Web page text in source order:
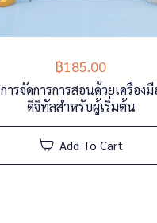
฿185.00
การจัดการการสอนด้วยเครื่องมื
ดิจิทัลสำหรับผู้เริ่มต้น
Add To Cart